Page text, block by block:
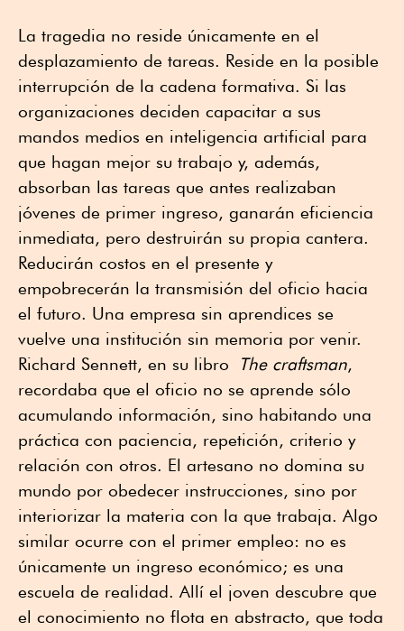
La tragedia no reside únicamente en el
desplazamiento de tareas. Reside en la posible
interrupción de la cadena formativa. Si las
organizaciones deciden capacitar a sus
mandos medios en inteligencia artificial para
que hagan mejor su trabajo y, además,
absorban las tareas que antes realizaban
jóvenes de primer ingreso, ganarán eficiencia
inmediata, pero destruirán su propia cantera.
Reducirán costos en el presente y
empobrecerán la transmisión del oficio hacia
el futuro. Una empresa sin aprendices se
vuelve una institución sin memoria por venir.
Richard Sennett, en su libro
The craftsman,
recordaba que el oficio no se aprende sólo
acumulando información, sino habitando una
práctica con paciencia, repetición, criterio y
relación con otros. El artesano no domina su
mundo por obedecer instrucciones, sino por
interiorizar la materia con la que trabaja. Algo
similar ocurre con el primer empleo: no es
únicamente un ingreso económico; es una
escuela de realidad. Allí el joven descubre que
el conocimiento no flota en abstracto, que toda